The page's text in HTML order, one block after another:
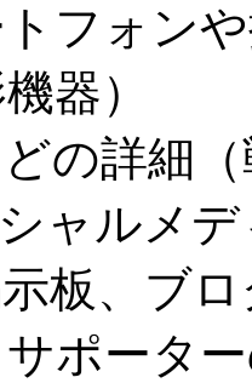
フォン
器）
どの詳細
ャルメデ
示板、ブ
ポータ